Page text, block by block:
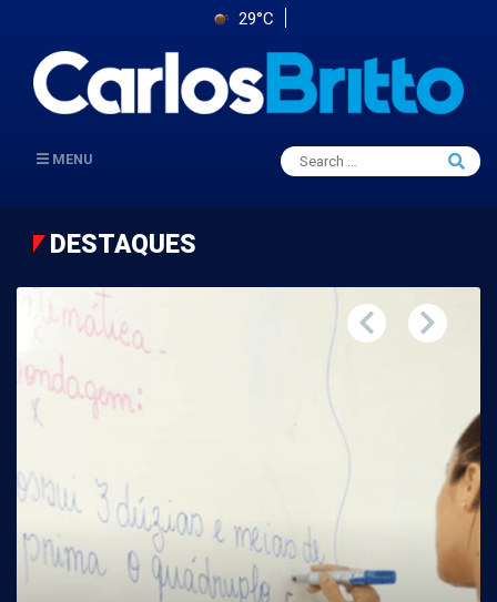
29°C
MENU
Search
for:
Search
DESTAQUES